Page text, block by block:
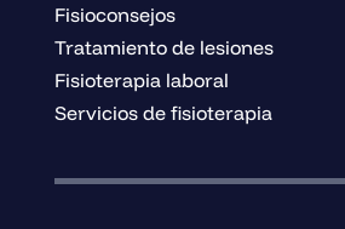
Fisioconsejos
Tratamiento de lesiones
Fisioterapia laboral
Servicios de fisioterapia